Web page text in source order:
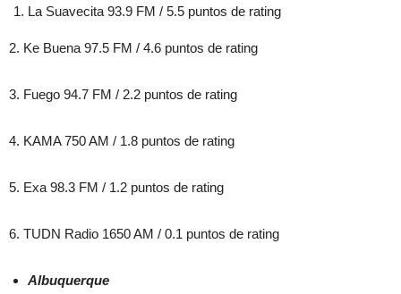
La Suavecita 93.9 FM / 5.5 puntos de rating
2. Ke Buena 97.5 FM / 4.6 puntos de rating
3. Fuego 94.7 FM / 2.2 puntos de rating
4. KAMA 750 AM / 1.8 puntos de rating
5. Exa 98.3 FM / 1.2 puntos de rating
6. TUDN Radio 1650 AM / 0.1 puntos de rating
Albuquerque